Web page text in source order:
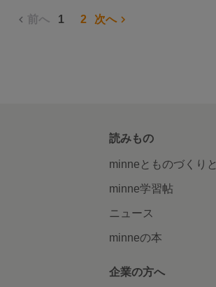
前へ 1 2 次へ
読みもの
minneとものづくりと
minne学習帖
ニュース
minneの本
企業の方へ